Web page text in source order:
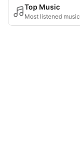
Top Music
Most listened music